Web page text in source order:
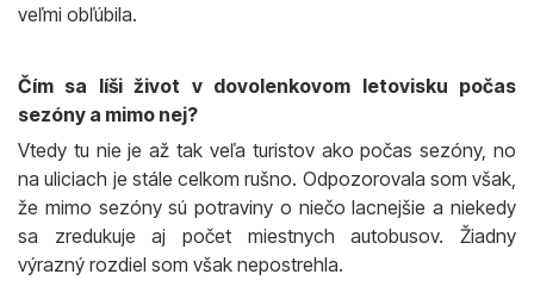
veľmi obľúbila.
Čím sa líši život v dovolenkovom letovisku počas
sezóny a mimo nej?
Vtedy tu nie je až tak veľa turistov ako počas sezóny, no
na uliciach je stále celkom rušno. Odpozorovala som však,
že mimo sezóny sú potraviny o niečo lacnejšie a niekedy
sa zredukuje aj počet miestnych autobusov. Žiadny
výrazný rozdiel som však nepostrehla.